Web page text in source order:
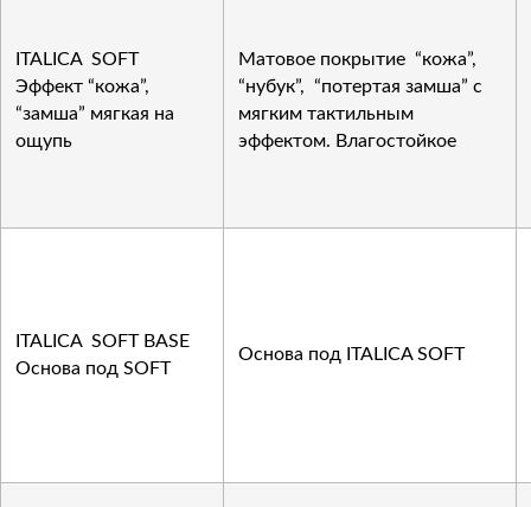
ITALICA SOFT
Эффект “кожа”,
“замша” мягкая на
ощупь
Матовое покрытие “кожа”,
“нубук”, “потертая замша” с
мягким тактильным
эффектом. Влагостойкое
ITALICA SOFT BASE
Основа под SOFT
Основа под ITALICA SOFT